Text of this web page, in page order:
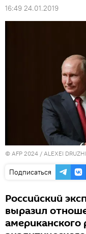
16:49 24.01.2019
© AFP 2024 / ALEXEI
Подписаться
Российский
выразил
американского